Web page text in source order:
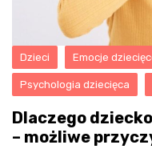
Dzieci Emocje
Psychologia dziecięca
Dlaczego
– możliwe